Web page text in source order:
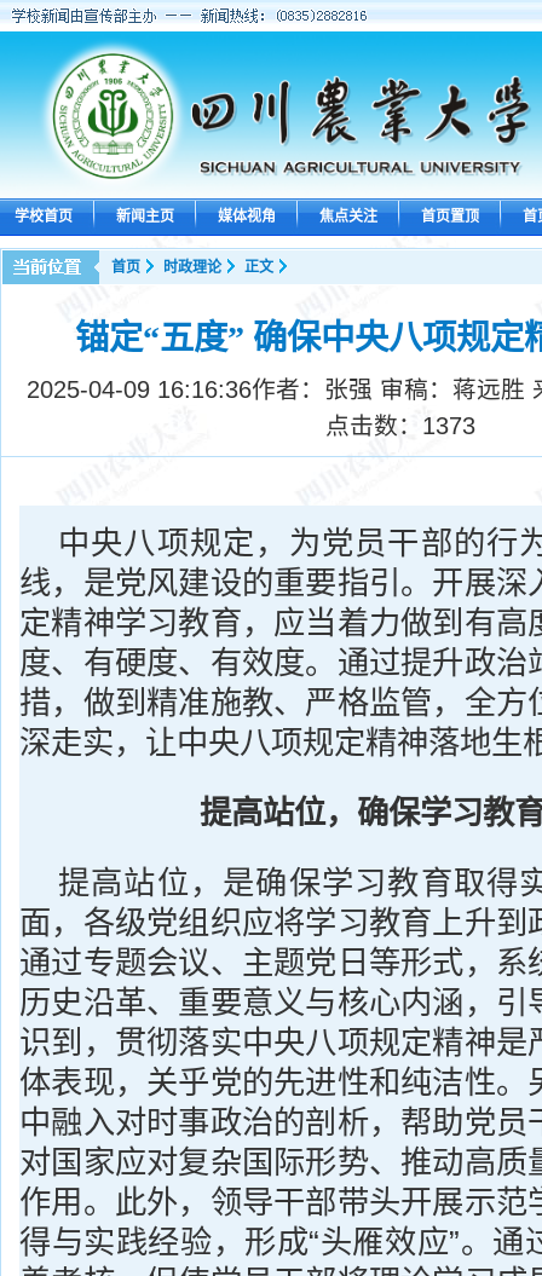
学校首页 新闻主页 媒体视角 焦点关注 首页置顶 首
首页 时政理论 正文
锚定“五度” 确保中央八项规定
2025-04-09 16:16:36作者：张强 审稿：蒋远胜
点击数： 1373
中央八项规定，为党员干部的行
线，是党风建设的重要指引。开展深
定精神学习教育，应当着力做到有高
度、有硬度、有效度。通过提升政治
措，做到精准施教、严格监管，全方
深走实，让中央八项规定精神落地生
提高站位，确保学习教
提高站位，是确保学习教育取得
面，各级党组织应将学习教育上升到
通过专题会议、主题党日等形式，系
历史沿革、重要意义与核心内涵，引
识到，贯彻落实中央八项规定精神是
体表现，关乎党的先进性和纯洁性。
中融入对时事政治的剖析，帮助党员
对国家应对复杂国际形势、推动高质
作用。此外，领导干部带头开展示范
得与实践经验，形成“头雁效应”。通